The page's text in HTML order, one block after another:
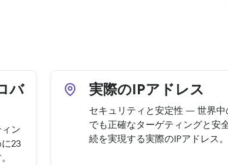
バ
ン
23
実際のIPアドレス
セキュリティと安定性 — 世界中
でも正確なターゲティングと安
続を実現する実際のIPアドレス。